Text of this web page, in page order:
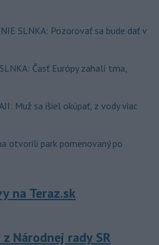
SLNKA: Pozorovať sa bude dať v
Časť Európy zahalí tma,
Muž sa išiel okúpať, z vody viac
otvorili park pomenovaný po
na Teraz.sk
Národnej rady SR